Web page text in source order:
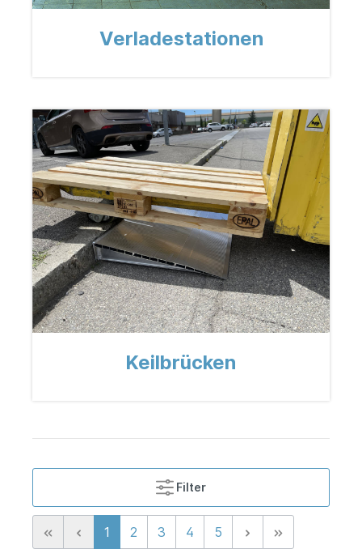
Verladestationen
Keilbrücken
Filter
1 2 3 4 5